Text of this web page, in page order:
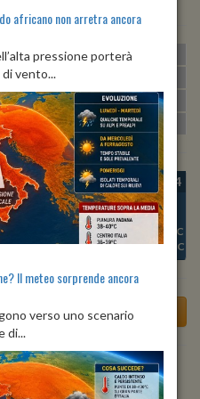
26º max:29º U:
29º max:29º
28º max:29º U:72% 77%
26º max:28º U:74%
11
28°C
29°C
MER 12
Max:29°C
GIO 13
Min:28°C
Max:29°C
VEN 14
27°C
Max:29°C
tra 3 giorni
africano non arretra ancora
pressione porterà
vento...
Il meteo sorprende ancora
verso uno scenario
di...